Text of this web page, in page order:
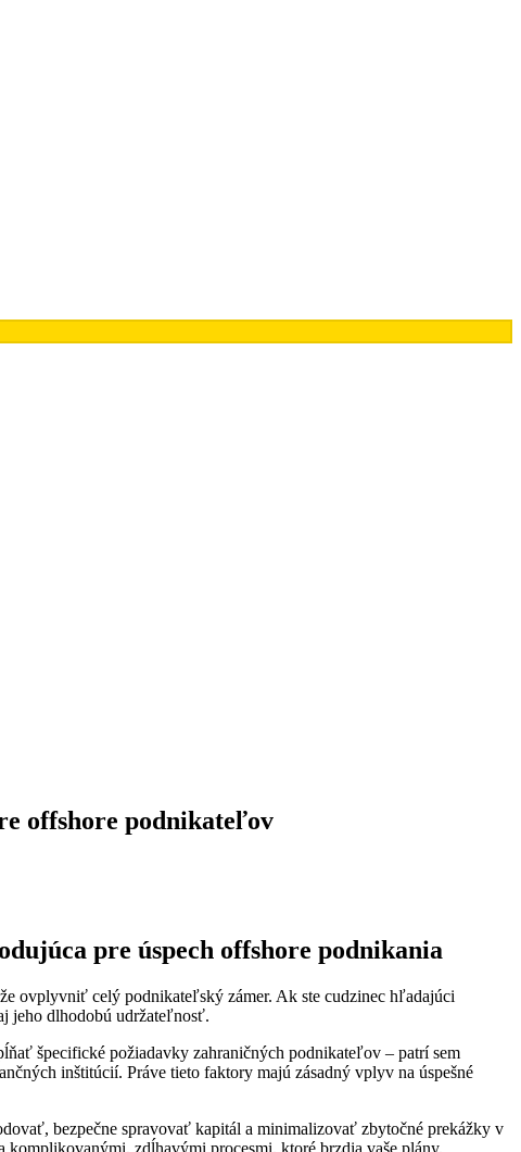
offshore podnikateľov
pre úspech offshore podnikania
ovplyvniť celý podnikateľský zámer. Ak ste cudzinec hľadajúci
jeho dlhodobú udržateľnosť.
špecifické požiadavky zahraničných podnikateľov – patrí sem
inštitúcií. Práve tieto faktory majú zásadný vplyv na úspešné
bezpečne spravovať kapitál a minimalizovať zbytočné prekážky v
zdĺhavými procesmi, ktoré brzdia vaše plány.